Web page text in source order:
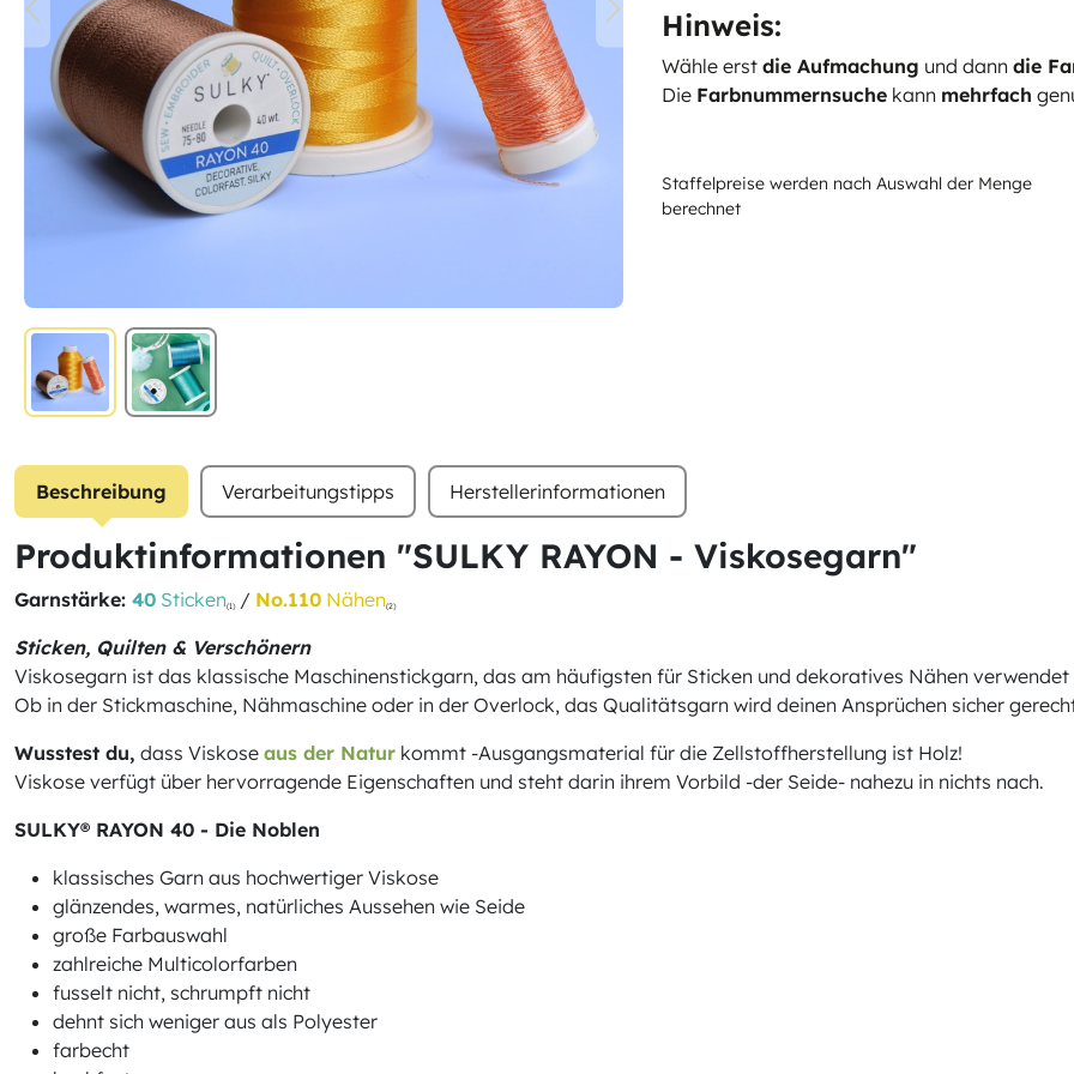
Hinweis:
Wähle erst die Aufmachung und dann die
Die Farbnummernsuche kann mehrfach
Staffelpreise werden nach Auswahl der Menge
berechnet
Beschreibung Verarbeitungstipps Herstellerinformationen
Produktinformationen "SULKY RAYON - Viskosegarn"
Garnstärke: 40 Sticken(1)/ No.110 Nähen(2)
Sticken, Quilten & Verschönern
Viskosegarn ist das klassische Maschinenstickgarn, das am häufigsten für Sticken und dekoratives Nähen verwendet
Ob in der Stickmaschine, Nähmaschine oder in der Overlock, das Qualitätsgarn wird deinen Ansprüchen sicher
Wusstest du, dass Viskose aus der Natur kommt -Ausgangsmaterial für die Zellstoffherstellung ist Holz!
Viskose verfügt über hervorragende Eigenschaften und steht darin ihrem Vorbild -der Seide- nahezu in nichts nach.
SULKY® RAYON 40 - Die Noblen
klassisches Garn aus hochwertiger Viskose
glänzendes, warmes, natürliches Aussehen wie Seide
große Farbauswahl
zahlreiche Multicolorfarben
fusselt nicht, schrumpft nicht
dehnt sich weniger aus als Polyester
farbecht